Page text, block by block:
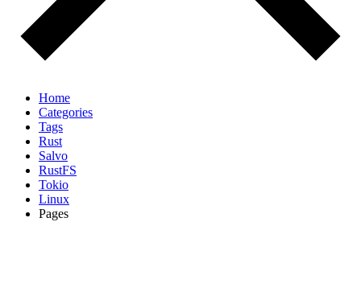
Home
Categories
Tags
Rust
Salvo
RustFS
Tokio
Linux
Pages